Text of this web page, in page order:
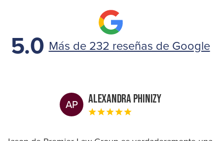
5.0 Más de 232 reseñas de Google
AP Alexandra Phinizy